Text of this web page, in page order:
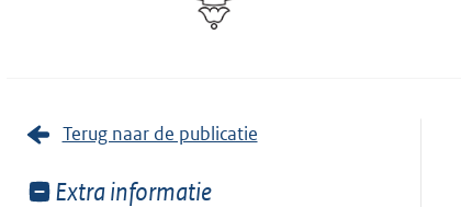
Terug naar de publicatie
Toon
Extra informatie